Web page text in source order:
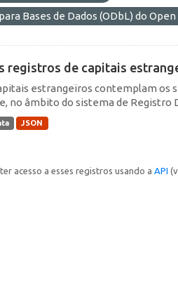
Bases de Dados (ODbL) do
registros de capitais
estrangeiros contemplam os
no âmbito do sistema de Registro
JSON
acesso a esses registros usando a API